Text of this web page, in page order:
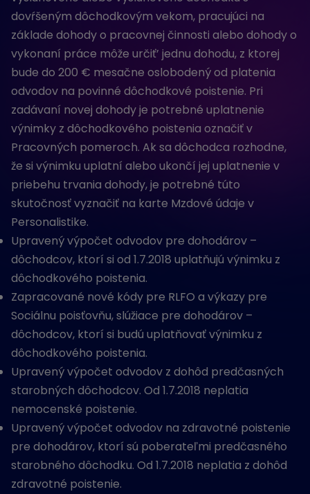
dovŕšeným dôchodkovým vekom, pracujúci na
základe dohody o pracovnej činnosti alebo dohody o
vykonaní práce môže určiť’ jednu dohodu, z ktorej
bude do 200 € mesačne oslobodený od platenia
odvodov na povinné dôchodkové poistenie. Pri
zadávaní novej dohody je potrebné uplatnenie
výnimky z dôchodkového poistenia označiť v
Pracovných pomeroch. Ak sa dôchodca rozhodne,
že si výnimku uplatní alebo ukončí jej uplatnenie v
priebehu trvania dohody, je potrebné túto
skutočnosť vyznačiť na karte Mzdové údaje v
Personalistike.
Upravený výpočet odvodov pre dohodárov –
dôchodcov, ktorí si od 1.7.2018 uplatňujú výnimku z
dôchodkového poistenia.
Zapracované nové kódy pre RLFO a výkazy pre
Sociálnu poisťovňu, slúžiace pre dohodárov –
dôchodcov, ktorí si budú uplatňovať výnimku z
dôchodkového poistenia.
Upravený výpočet odvodov z dohôd predčasných
starobných dôchodcov. Od 1.7.2018 neplatia
nemocenské poistenie.
Upravený výpočet odvodov na zdravotné poistenie
pre dohodárov, ktorí sú poberateľmi predčasného
starobného dôchodku. Od 1.7.2018 neplatia z dohôd
zdravotné poistenie.